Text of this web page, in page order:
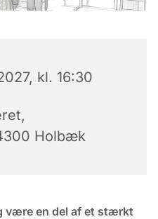
kl. 16:30
Holbæk
være en del af et stærkt